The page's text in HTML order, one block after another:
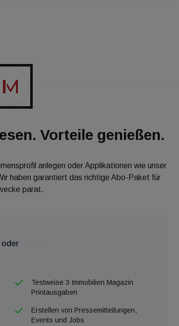
von plus 40 Prozent in tatsächlich erzielbaren
Prozent. “Die Schere zwischen Angebots- und
Verkäufer:innen bekommen aktuell im Schnitt
umgekehrt: Die Käufer:innen zahlten etwas
Vorteile genießen.
anlegen oder Applikationen wie unser
haben garantiert das richtige Abo-Paket für
parat.
oder
Testweise 3 Immobilien Magazin
Printausgaben
Erstellen von Pressemitteilungen,
Events und Jobs